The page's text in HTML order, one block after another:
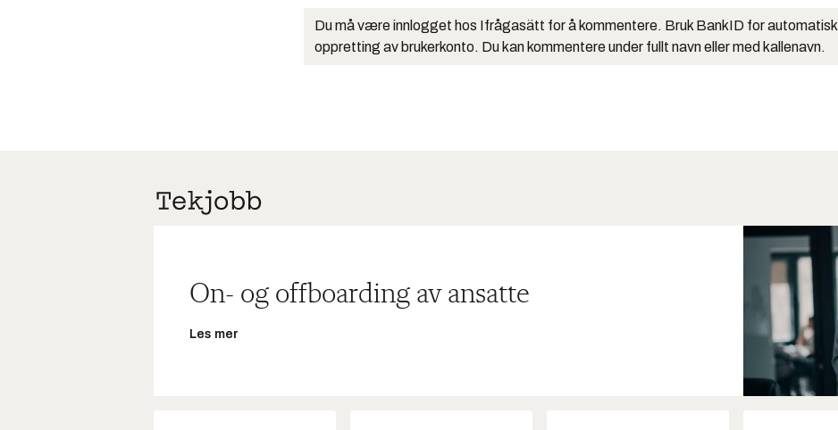
Du må være innlogget hos Ifrågasätt for å kommentere. Bruk BankID for automatisk
oppretting av brukerkonto. Du kan kommentere under fullt navn eller med kallenavn.
On- og offboarding av ansatte
Les mer